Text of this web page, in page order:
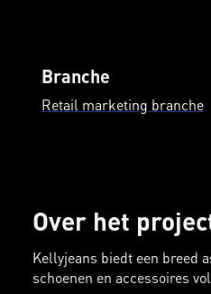
Branche
Retail marketing branche
Over het
Kellyjeans biedt een breed
schoenen en accessoires